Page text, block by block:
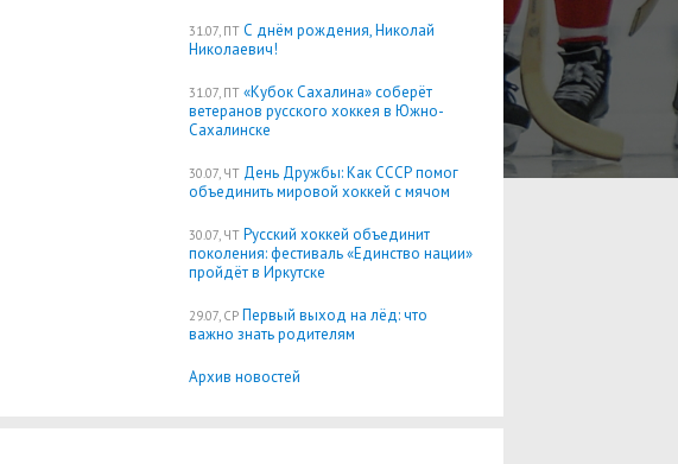
31.07, ПТ С днём рождения, Николай
Николаевич!
31.07, ПТ «Кубок Сахалина» соберёт
ветеранов русского хоккея в Южно-
Сахалинске
30.07, ЧТ День Дружбы: Как СССР помог
объединить мировой хоккей с мячом
30.07, ЧТ Русский хоккей объединит
поколения: фестиваль «Единство нации»
пройдёт в Иркутске
29.07, СР Первый выход на лёд: что
важно знать родителям
Архив новостей